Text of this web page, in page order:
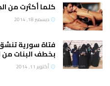
كلما أكثرت من
ديسمبر 18, 2014
فتاة سورية
بخطف البنات من
أكتوبر 11, 2014